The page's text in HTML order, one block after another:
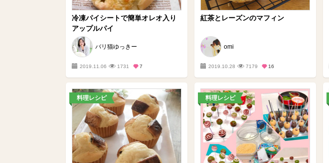
冷凍パイシートで簡単オレオ入り
アップルパイ
バリ猫ゆっきー
2019.11.06 1731 7
紅茶とレーズンのマフィン
omi
2019.10.28 7179 16
料理レシピ 料理レシピ